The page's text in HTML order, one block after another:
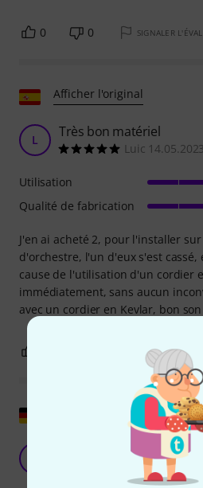
0 0 SIGNALER
Afficher l'original
L Très bon matériel
Luic 14.05.2023
J'en ai acheté 2, pour l'installer
d'orchestre, l'un d'eux s'est
cause de l'utilisation d'un cordier
immédiatement, sans aucun
avec un cordier en Kevlar, bon
Utilisation
Qualité de fabrication
SIGNALER
Afficher l'original
Maxim..